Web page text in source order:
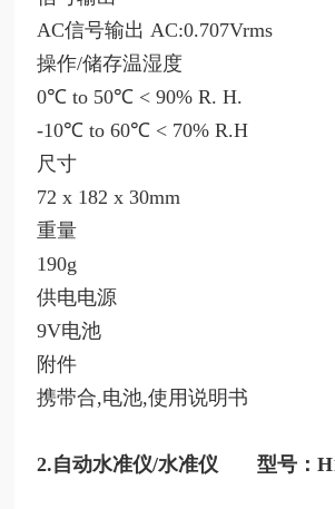
AC信号输出 AC:0.707Vrms
操作/储存温湿度
0℃ to 50℃ < 90% R. H.
-10℃ to 60℃ < 70% R.H
尺寸
72 x 182 x 30mm
重量
190g
供电电源
9V电池
附件
携带合,电池,使用说明书
2.自动水准仪/水准仪 型号：